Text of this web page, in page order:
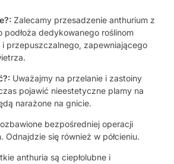
Zalecamy przesadzenie anthurium z
podłoża dedykowanego roślinom
przepuszczalnego, zapewniającego
Uważajmy na przelanie i zastoiny
pojawić nieestetyczne plamy na
narażone na gnicie.
bezpośredniej operacji
Odnajdzie się również w półcieniu.
anthuria są ciepłolubne i